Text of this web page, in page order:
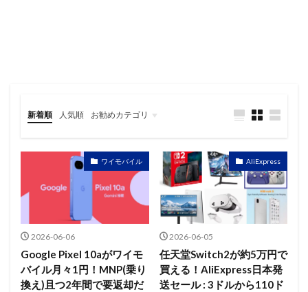
新着順 人気順 お勧めカテゴリ
ワイモバイル
2026-06-06
Google Pixel 10aがワイモ
バイル月々1円！MNP(乗り
換え)且つ2年間で要返却だ
AliExpress
2026-06-05
任天堂Switch2が約5万円で
買える！AliExpress日本発
送セール : 3ドルから110ド